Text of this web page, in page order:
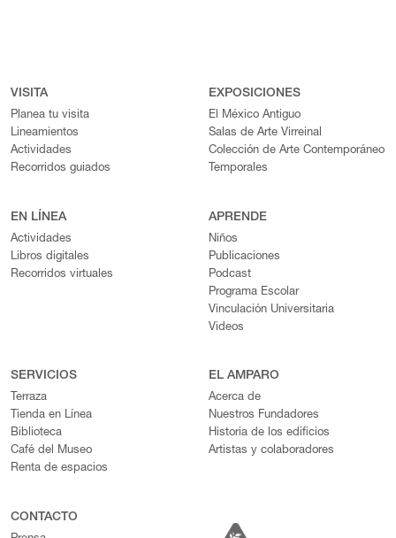
VISITA
Planea tu visita
Lineamientos
Actividades
Recorridos guiados
EXPOSICIONES
El México Antiguo
Salas de Arte Virreinal
Colección de Arte Contemporáneo
Temporales
EN LÍNEA
Actividades
Libros digitales
Recorridos virtuales
APRENDE
Niños
Publicaciones
Podcast
Programa Escolar
Vinculación Universitaria
Videos
SERVICIOS
Terraza
Tienda en Línea
Biblioteca
Café del Museo
Renta de espacios
EL AMPARO
Acerca de
Nuestros Fundadores
Historia de los edificios
Artistas y colaboradores
CONTACTO